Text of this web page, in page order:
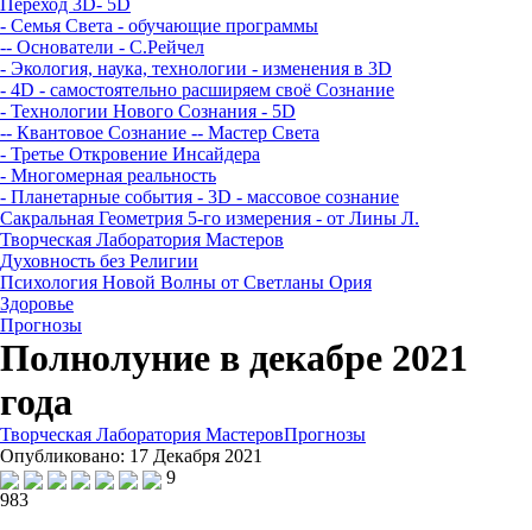
Переход 3D- 5D
- Семья Света - обучающие программы
-- Основатели - С.Рейчел
- Экология, наука, технологии - изменения в 3D
- 4D - самостоятельно расширяем своё Сознание
- Технологии Нового Сознания - 5D
-- Квантовое Сознание -- Мастер Света
- Третье Откровение Инсайдера
- Многомерная реальность
- Планетарные события - 3D - массовое сознание
Сакральная Геометрия 5-го измерения - от Лины Л.
Творческая Лаборатория Мастеров
Духовность без Религии
Психология Новой Волны от Светланы Ория
Здоровье
Прогнозы
Полнолуние в декабре 2021
года
Творческая Лаборатория МастеровПрогнозы
Опубликовано: 17 Декабря 2021
9
983